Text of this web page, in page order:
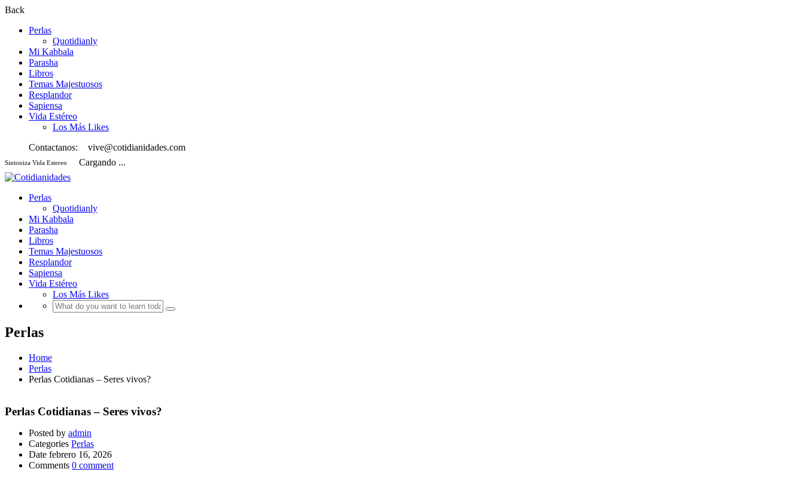
Back
Perlas
Quotidianly
Mi Kabbala
Parasha
Libros
Temas Majestuosos
Resplandor
Sapiensa
Vida Estéreo
Los Más Likes
Contactanos:
vive@cotidianidades.com
Sintoniza Vida Estereo Cargando ...
Perlas
Quotidianly
Mi Kabbala
Parasha
Libros
Temas Majestuosos
Resplandor
Sapiensa
Vida Estéreo
Los Más Likes
Perlas
Home
Perlas
Perlas Cotidianas – Seres vivos?
Perlas Cotidianas – Seres vivos?
Posted by admin
Categories Perlas
Date febrero 16, 2026
Comments 0 comment